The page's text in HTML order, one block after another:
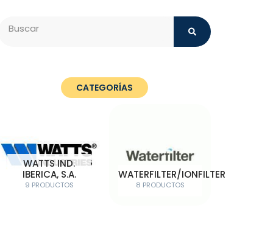
CATEGORÍAS
WATTS IND.
IBERICA, S.A.
9 PRODUCTOS
WATERFILTER/IONFILTER
8 PRODUCTOS